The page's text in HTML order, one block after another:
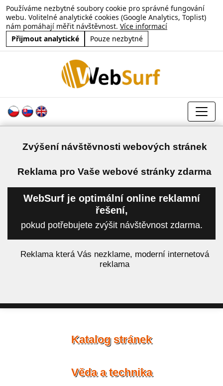
Používáme nezbytné soubory cookie pro správné fungování
webu. Volitelné analytické cookies (Google Analytics, Toplist)
nám pomáhají měřit návštěvnost. Více informací
Přijmout analytické
Pouze nezbytné
Zvýšení návštěvnosti webových stránek
Reklama pro Vaše webové stránky zdarma
WebSurf je optimální online reklamní
řešení,
pokud potřebujete zvýšit návštěvnost zdarma.
Reklama která Vás nezklame, moderní internetová
reklama
Katalog stránek
Věda a technika